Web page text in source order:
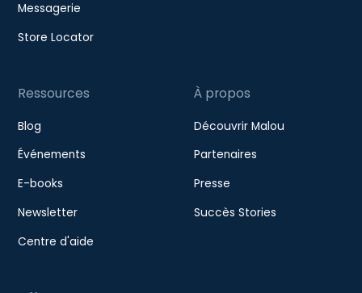
Messagerie
Store Locator
Ressources
Blog
Événements
E-books
Newsletter
Centre d'aide
À propos
Découvrir Malou
Partenaires
Presse
Succès Stories